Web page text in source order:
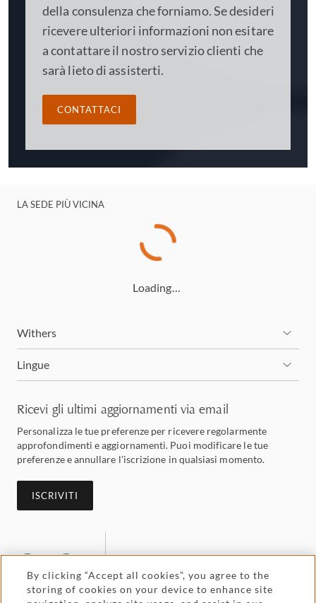
della consulenza che forniamo. Se desideri
ricevere ulteriori informazioni non esitare
a contattare il nostro servizio clienti che
sarà lieto di assisterti.
CONTATTACI
LA SEDE PIÙ VICINA
Loading…
Withers
Lingue
Ricevi gli ultimi aggiornamenti via email
Personalizza le tue preferenze per ricevere regolarmente
approfondimenti e aggiornamenti. Puoi modificare le tue
preferenze e annullare l'iscrizione in qualsiasi momento.
ISCRIVITI
By clicking “Accept all cookies”, you agree to the
storing of cookies on your device to enhance site